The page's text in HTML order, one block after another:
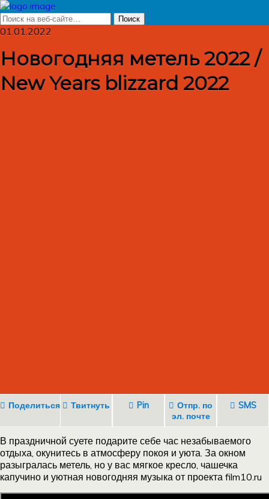
01.01.2022
Новогодняя метель 2022 /
New Years blizzard 2022
Поделиться Твитнуть Pin
Отпр. по
эл. почте
SMS
В праздничной суете подарите себе час незабываемого
отдыха, окунитесь в атмосферу покоя и уюта. За окном
разыгралась метель, но у вас мягкое кресло, чашечка
капучино и уютная новогодняя музыка от проекта film10.ru